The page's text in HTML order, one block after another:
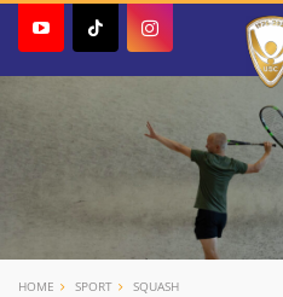
HOME SPORT SQUASH